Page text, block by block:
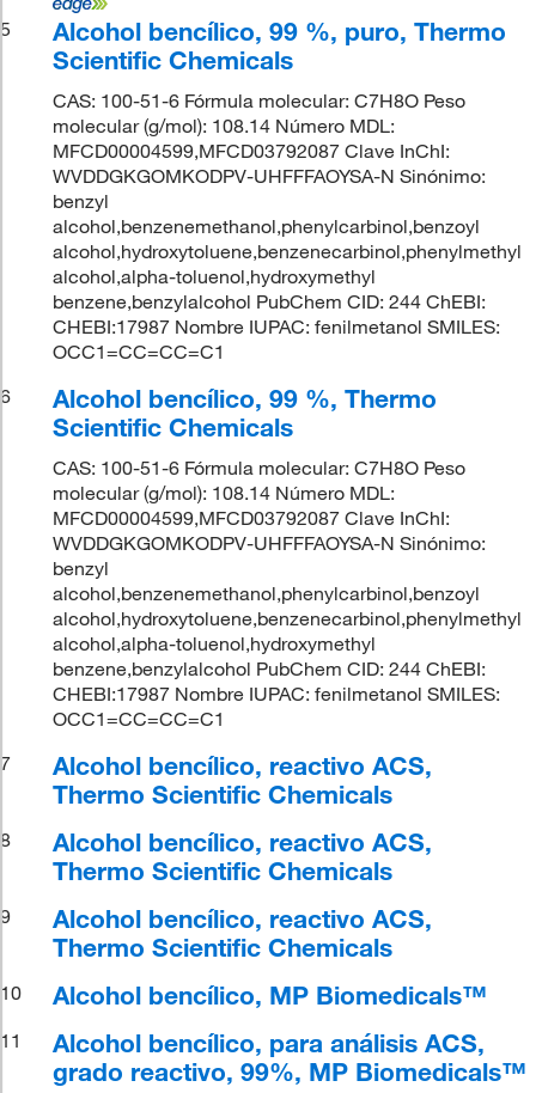
5
Alcohol bencílico, 99 %, puro, Thermo
Scientific Chemicals
CAS: 100-51-6 Fórmula molecular: C7H8O Peso
molecular (g/mol): 108.14 Número MDL:
MFCD00004599,MFCD03792087 Clave InChI:
WVDDGKGOMKODPV-UHFFFAOYSA-N Sinónimo:
benzyl
alcohol,benzenemethanol,phenylcarbinol,benzoyl
alcohol,hydroxytoluene,benzenecarbinol,phenylmethyl
alcohol,alpha-toluenol,hydroxymethyl
benzene,benzylalcohol PubChem CID: 244 ChEBI:
CHEBI:17987 Nombre IUPAC: fenilmetanol SMILES:
OCC1=CC=CC=C1
6
Alcohol bencílico, 99 %, Thermo
Scientific Chemicals
CAS: 100-51-6 Fórmula molecular: C7H8O Peso
molecular (g/mol): 108.14 Número MDL:
MFCD00004599,MFCD03792087 Clave InChI:
WVDDGKGOMKODPV-UHFFFAOYSA-N Sinónimo:
benzyl
alcohol,benzenemethanol,phenylcarbinol,benzoyl
alcohol,hydroxytoluene,benzenecarbinol,phenylmethyl
alcohol,alpha-toluenol,hydroxymethyl
benzene,benzylalcohol PubChem CID: 244 ChEBI:
CHEBI:17987 Nombre IUPAC: fenilmetanol SMILES:
OCC1=CC=CC=C1
7
Alcohol bencílico, reactivo ACS,
Thermo Scientific Chemicals
8
Alcohol bencílico, reactivo ACS,
Thermo Scientific Chemicals
9
Alcohol bencílico, reactivo ACS,
Thermo Scientific Chemicals
10 Alcohol bencílico, MP Biomedicals™
11
Alcohol bencílico, para análisis ACS,
grado reactivo, 99%, MP Biomedicals™